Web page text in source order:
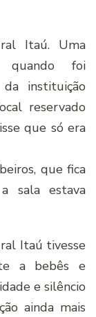
Itaú. Uma
quando foi
instituição
reservado
que só era
que fica
sala estava
Itaú tivesse
a bebês e
e silêncio
ainda mais